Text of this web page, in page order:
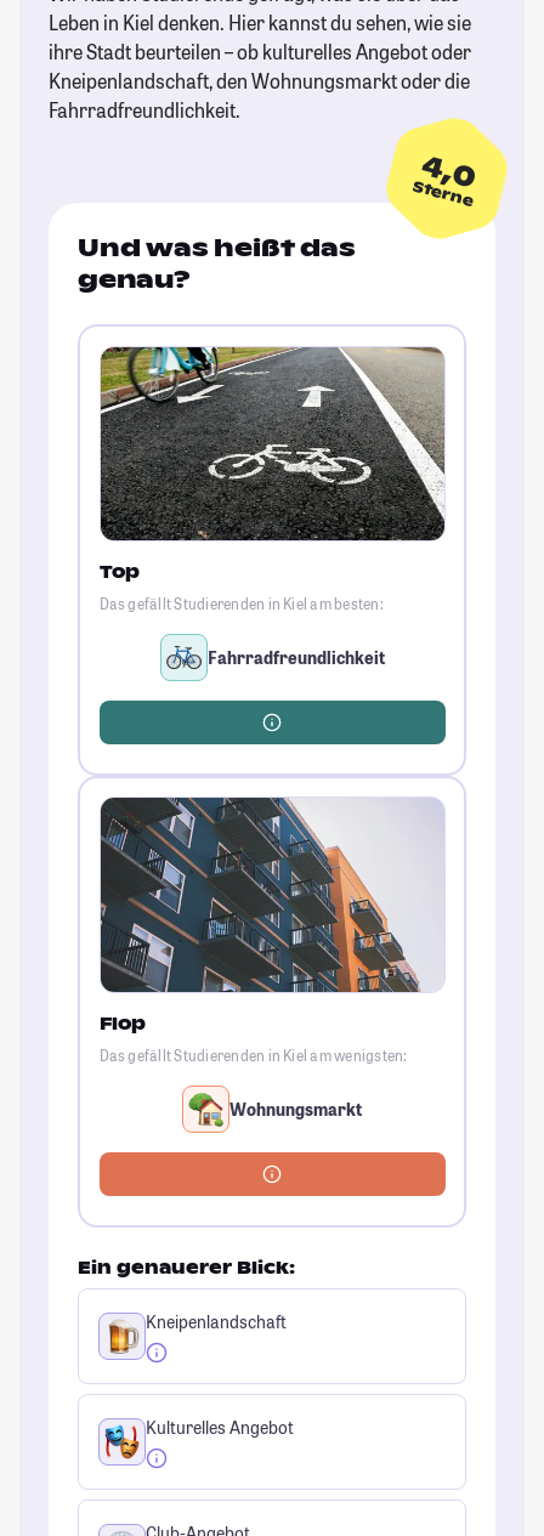
Leben in Kiel denken. Hier kannst du sehen, wie sie
ihre Stadt beurteilen – ob kulturelles Angebot oder
Kneipenlandschaft, den Wohnungsmarkt oder die
Fahrradfreundlichkeit.
4,0
Sterne
Und was heißt das
genau?
Top
Das gefällt Studierenden in Kiel am besten:
Fahrradfreundlichkeit
Flop
Das gefällt Studierenden in Kiel am wenigsten:
Wohnungsmarkt
Ein genauerer Blick:
Kneipenlandschaft
Kulturelles Angebot